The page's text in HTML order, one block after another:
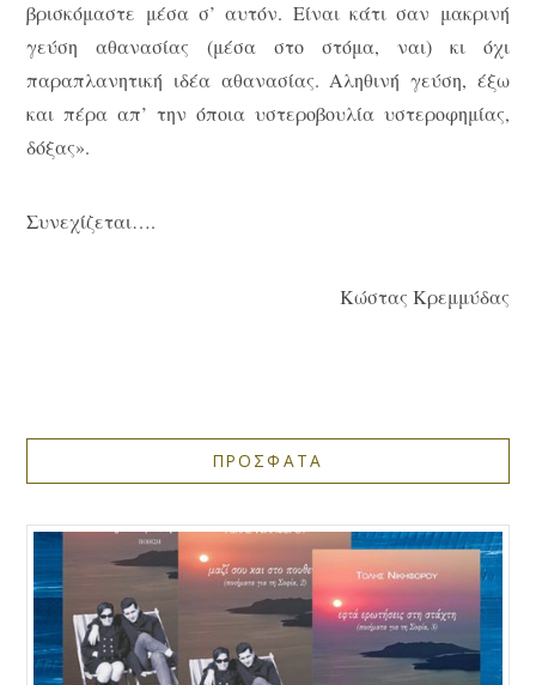
βρισκόμαστε μέσα σ’ αυτόν. Είναι κάτι σαν μακρινή
γεύση αθανασίας (μέσα στο στόμα, ναι) κι όχι
παραπλανητική ιδέα αθανασίας. Αληθινή γεύση, έξω
και πέρα απ’ την όποια υστεροβουλία υστεροφημίας,
δόξας».
Συνεχίζεται….
Κώστας Κρεμμύδας
ΠΡΟΣΦΑΤΑ